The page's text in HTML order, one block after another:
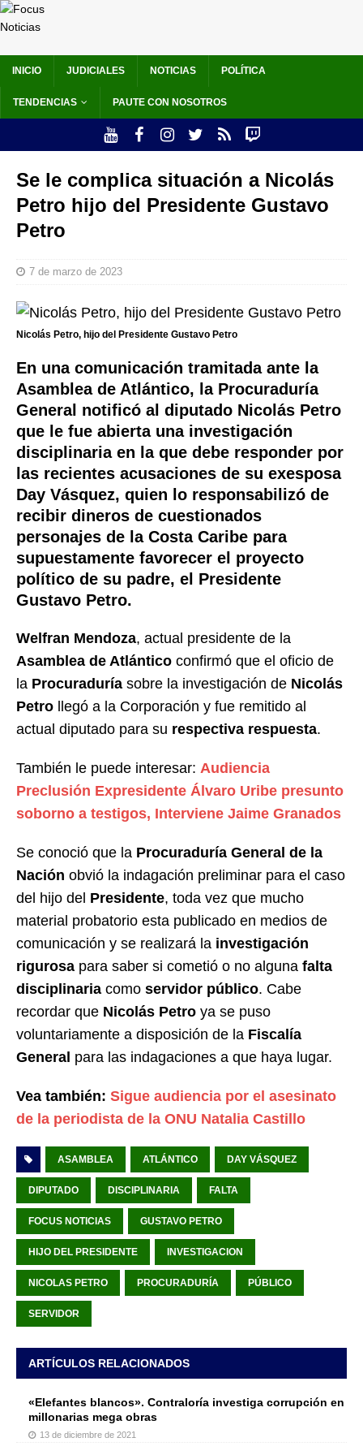
INICIO JUDICIALES NOTICIAS POLÍTICA
TENDENCIAS PAUTE CON NOSOTROS
Se le complica situación a Nicolás
Petro hijo del Presidente Gustavo
Petro
7 de marzo de 2023
Nicolás Petro, hijo del Presidente Gustavo Petro
En una comunicación tramitada ante la
Asamblea de Atlántico, la Procuraduría
General notificó al diputado Nicolás Petro
que le fue abierta una investigación
disciplinaria en la que debe responder por
las recientes acusaciones de su exesposa
Day Vásquez, quien lo responsabilizó de
recibir dineros de cuestionados
personajes de la Costa Caribe para
supuestamente favorecer el proyecto
político de su padre, el Presidente
Gustavo Petro.
Welfran Mendoza, actual presidente de la
Asamblea de Atlántico confirmó que el oficio de
la Procuraduría sobre la investigación de Nicolás
Petro llegó a la Corporación y fue remitido al
actual diputado para su respectiva respuesta.
También le puede interesar: Audiencia
Preclusión Expresidente Álvaro Uribe presunto
soborno a testigos, Interviene Jaime Granados
Se conoció que la Procuraduría General de la
Nación obvió la indagación preliminar para el caso
del hijo del Presidente, toda vez que mucho
material probatorio esta publicado en medios de
comunicación y se realizará la investigación
rigurosa para saber si cometió o no alguna falta
disciplinaria como servidor público. Cabe
recordar que Nicolás Petro ya se puso
voluntariamente a disposición de la Fiscalía
General para las indagaciones a que haya lugar.
Vea también: Sigue audiencia por el asesinato
de la periodista de la ONU Natalia Castillo
ASAMBLEA ATLÁNTICO DAY VÁSQUEZ
DIPUTADO DISCIPLINARIA FALTA
FOCUS NOTICIAS GUSTAVO PETRO
HIJO DEL PRESIDENTE INVESTIGACION
NICOLAS PETRO PROCURADURÍA PÚBLICO
SERVIDOR
ARTÍCULOS RELACIONADOS
«Elefantes blancos». Contraloría investiga corrupción en
millonarias mega obras
13 de diciembre de 2021